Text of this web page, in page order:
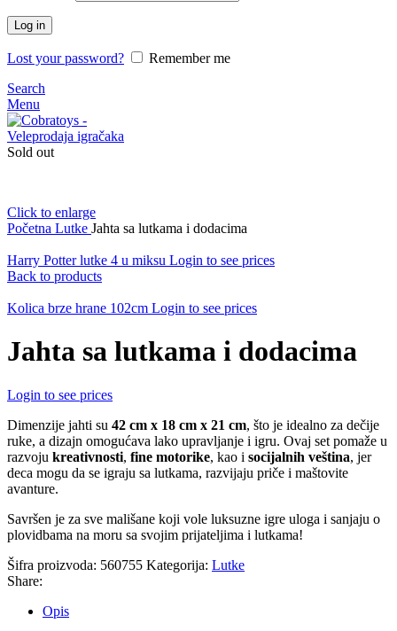
Log in
Lost your password?
Remember me
Search
Menu
Sold out
Click to enlarge
Početna Lutke Jahta sa lutkama i dodacima
Harry Potter lutke 4 u miksu Login to see prices
Back to products
Kolica brze hrane 102cm Login to see prices
Jahta sa lutkama i dodacima
Login to see prices
Dimenzije jahti su 42 cm x 18 cm x 21 cm, što je idealno za dečije
ruke, a dizajn omogućava lako upravljanje i igru. Ovaj set pomaže u
razvoju kreativnosti, fine motorike, kao i socijalnih veština, jer
deca mogu da se igraju sa lutkama, razvijaju priče i maštovite
avanture.
Savršen je za sve mališane koji vole luksuzne igre uloga i sanjaju o
plovidbama na moru sa svojim prijateljima i lutkama!
Šifra proizvoda: 560755 Kategorija: Lutke
Share:
Opis